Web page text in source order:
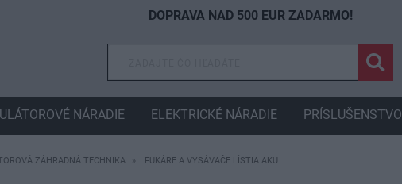
ZÁHRADNÁ TECHNIKA FUKÁRE A VYSÁVAČE LÍSTIA AKU
DOPRAVA NAD 500 EUR ZADARMO!
NÁRADIE ELEKTRICKÉ NÁRADIE PRÍSLUŠENSTVO